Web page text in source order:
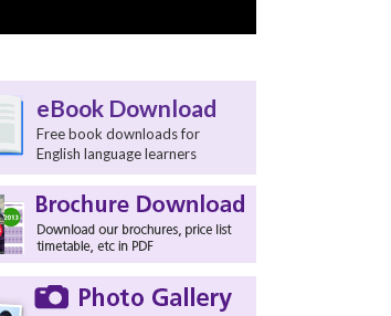
eBook Download
Free book downloads for
English language learners